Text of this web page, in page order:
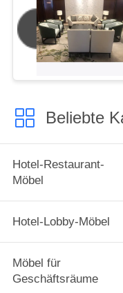
Beliebte
Hotel-Restaurant-
Möbel
Hotel-Lobby-Möbel
Möbel für
Geschäftsräume